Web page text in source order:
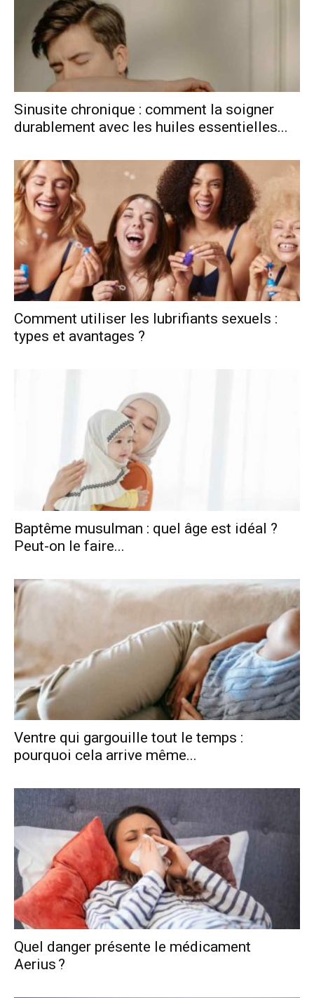
Sinusite chronique : comment la soigner
durablement avec les huiles essentielles...
Comment uti‍liser les lubrifiants sexuels :
t⁠ype‍s et avanta‌ges ?
Baptême musulman : quel âge est idéal ?
Peut-on le faire...
Ventre qui gargouille tout le temps :
pourquoi cela arrive même...
Quel danger présente le médicament
Aerius ?